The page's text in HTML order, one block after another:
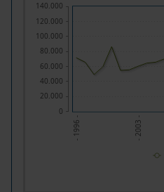
- 1996 - - 2003 -
0
20.000
40.000
60.000
80.000
100.000
120.000
140.000